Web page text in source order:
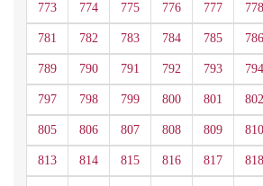
773 774 775 776 777 778
781 782 783 784 785 786
789 790 791 792 793 794
797 798 799 800 801 802
805 806 807 808 809 810
813 814 815 816 817 818